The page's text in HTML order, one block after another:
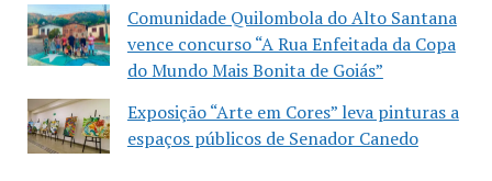
Comunidade Quilombola do Alto Santana
vence concurso “A Rua Enfeitada da Copa
do Mundo Mais Bonita de Goiás”
Exposição “Arte em Cores” leva pinturas a
espaços públicos de Senador Canedo